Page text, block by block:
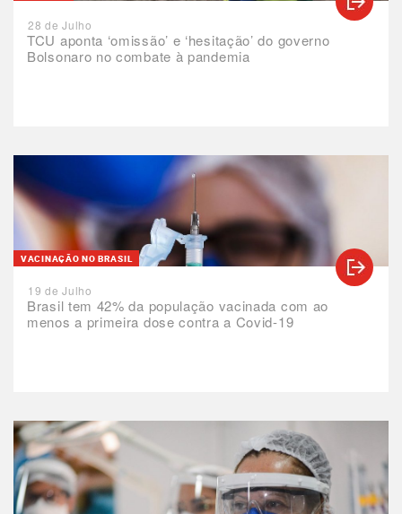
TCU aponta ‘omissão’ e ‘hesitação’ do governo
Bolsonaro no combate à pandemia
28 de Julho
Brasil tem 42% da população vacinada com ao
menos a primeira dose contra a Covid-19
VACINAÇÃO NO BRASIL
19 de Julho